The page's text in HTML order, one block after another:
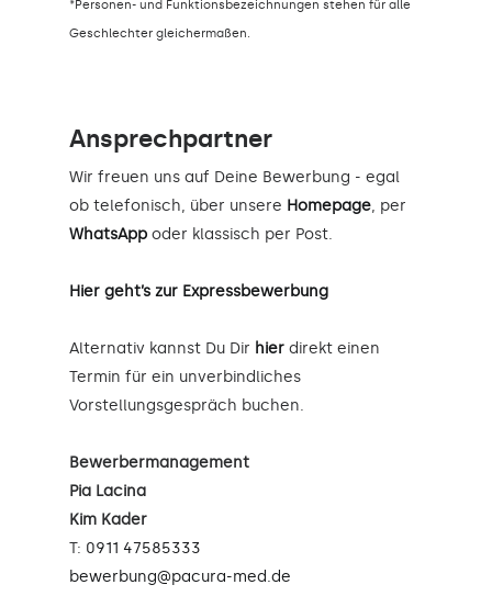
*Personen- und Funktionsbezeichnungen stehen für alle
Geschlechter gleichermaßen.
Ansprechpartner
Wir freuen uns auf Deine Bewerbung - egal
ob telefonisch, über unsere Homepage, per
WhatsApp oder klassisch per Post.
Hier geht’s zur Expressbewerbung
Alternativ kannst Du Dir hier direkt einen
Termin für ein unverbindliches
Vorstellungsgespräch buchen.
Bewerbermanagement
Pia Lacina
Kim Kader
T: 0911 47585333
bewerbung@pacura-med.de